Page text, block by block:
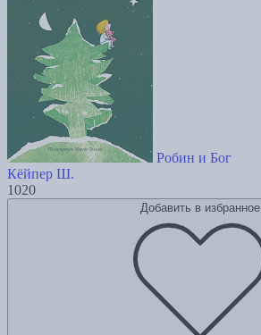
Робин и Бог
Кёйпер Ш.
1020
Добавить в избранное